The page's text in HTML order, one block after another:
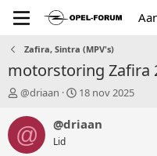
Zafira, Sintra (MPV's)
motorstoring Zafira
T
p
i
c
@driaan
S
a
18 nov 2025
@ @driaan
Lid